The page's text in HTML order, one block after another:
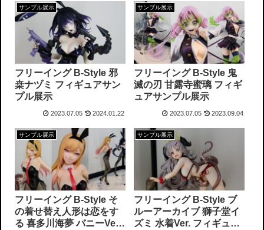
サンプル展示
フリーイング B-Style 邪
桒ナヅミ フィギュアサン
プル展示
2023.07.05 2024.01.22
サンプル展示
フリーイング B-Style 鬼
滅の刃 甘露寺蜜璃 フィギ
ュアサンプル展示
2023.07.05 2023.09.04
サンプル展示
フリーイング B-Style そ
の着せ替え人形は恋をす
る 喜多川海夢 バニーVer.
サンプル展示
フリーイング B-Style ブ
ルーアーカイブ 獅子堂イ
ズミ 水着Ver. フィギュア